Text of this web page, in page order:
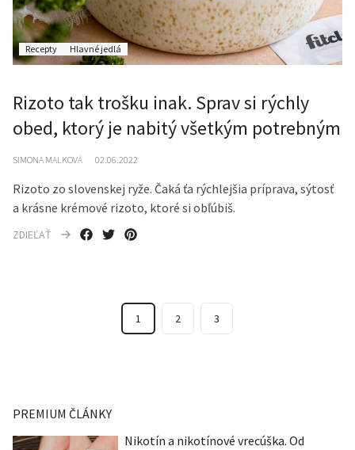
Recepty Hlavné jedlá
Rizoto tak trošku inak. Sprav si rýchly
obed, ktorý je nabitý všetkým potrebným
SIMONA MALKOVÁ 02.06.2022
Rizoto zo slovenskej ryže. Čaká ťa rýchlejšia príprava, sýtosť
a krásne krémové rizoto, ktoré si obľúbiš.
ZDIEĽAŤ
1 2 3
PREMIUM ČLÁNKY
Nikotín a nikotínové vrecúška. Od